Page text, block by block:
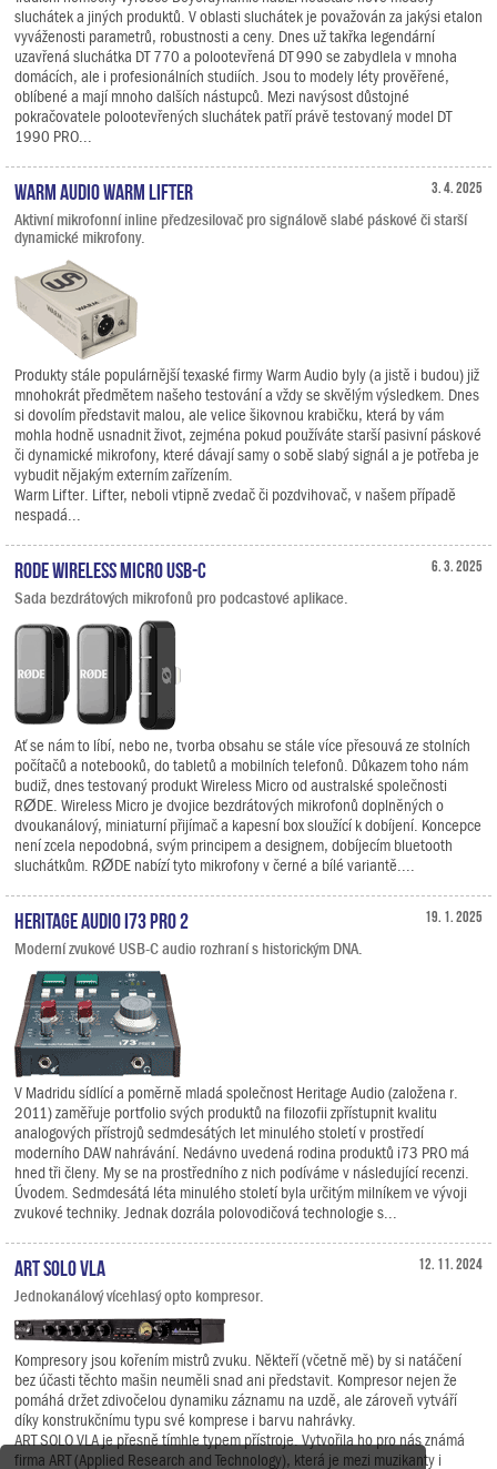
sluchátek a jiných produktů. V oblasti sluchátek je považován za jakýsi etalon
vyváženosti parametrů, robustnosti a ceny. Dnes už takřka legendární
uzavřená sluchátka DT 770 a polootevřená DT 990 se zabydlela v mnoha
domácích, ale i profesionálních studiích. Jsou to modely léty prověřené,
oblíbené a mají mnoho dalších nástupců. Mezi navýsost důstojné
pokračovatele polootevřených sluchátek patří právě testovaný model DT
1990 PRO...
3. 4. 2025
Warm Audio Warm Lifter
Aktivní mikrofonní inline předzesilovač pro signálově slabé páskové či starší
dynamické mikrofony.
Produkty stále populárnější texaské firmy Warm Audio byly (a jistě i budou) již
mnohokrát předmětem našeho testování a vždy se skvělým výsledkem. Dnes
si dovolím představit malou, ale velice šikovnou krabičku, která by vám
mohla hodně usnadnit život, zejména pokud používáte starší pasivní páskové
či dynamické mikrofony, které dávají samy o sobě slabý signál a je potřeba je
vybudit nějakým externím zařízením.
Warm Lifter. Lifter, neboli vtipně zvedač či pozdvihovač, v našem případě
nespadá...
6. 3. 2025
RODE Wireless Micro USB-C
Sada bezdrátových mikrofonů pro podcastové aplikace.
Ať se nám to líbí, nebo ne, tvorba obsahu se stále více přesouvá ze stolních
počítačů a notebooků, do tabletů a mobilních telefonů. Důkazem toho nám
budiž, dnes testovaný produkt Wireless Micro od australské společnosti
RØDE. Wireless Micro je dvojice bezdrátových mikrofonů doplněných o
dvoukanálový, miniaturní přijímač a kapesní box sloužící k dobíjení. Koncepce
není zcela nepodobná, svým principem a designem, dobíjecím bluetooth
sluchátkům. RØDE nabízí tyto mikrofony v černé a bílé variantě....
19. 1. 2025
Heritage Audio i73 PRO 2
Moderní zvukové USB-C audio rozhraní s historickým DNA.
V Madridu sídlící a poměrně mladá společnost Heritage Audio (založena r.
2011) zaměřuje portfolio svých produktů na filozofii zpřístupnit kvalitu
analogových přístrojů sedmdesátých let minulého století v prostředí
moderního DAW nahrávání. Nedávno uvedená rodina produktů i73 PRO má
hned tři členy. My se na prostředního z nich podíváme v následující recenzi.
Úvodem. Sedmdesátá léta minulého století byla určitým milníkem ve vývoji
zvukové techniky. Jednak dozrála polovodičová technologie s...
12. 11. 2024
ART SOLO VLA
Jednokanálový vícehlasý opto kompresor.
Kompresory jsou kořením mistrů zvuku. Někteří (včetně mě) by si natáčení
bez účasti těchto mašin neuměli snad ani představit. Kompresor nejen že
pomáhá držet zdivočelou dynamiku záznamu na uzdě, ale zároveň vytváří
díky konstrukčnímu typu své komprese i barvu nahrávky.
ART SOLO VLA je přesně tímhle typem přístroje. Vytvořila ho pro nás známá
firma ART (Applied Research and Technology), která je mezi muzikanty i